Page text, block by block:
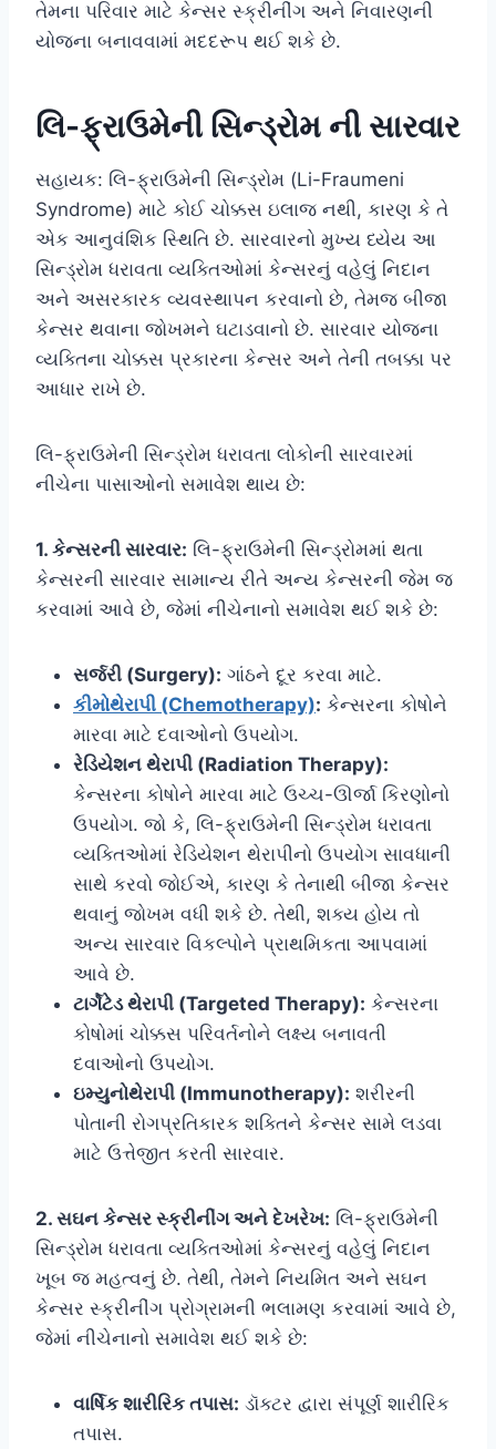
તેમના પરિવાર માટે કેન્સર સ્ક્રીનીંગ અને નિવારણની
યોજના બનાવવામાં મદદરૂપ થઈ શકે છે.
લિ-ફ્રાઉમેની સિન્ડ્રોમ ની સારવાર
સહાયક: લિ-ફ્રાઉમેની સિન્ડ્રોમ (Li-Fraumeni
Syndrome) માટે કોઈ ચોક્કસ ઇલાજ નથી, કારણ કે તે
એક આનુવંશિક સ્થિતિ છે. સારવારનો મુખ્ય ધ્યેય આ
સિન્ડ્રોમ ધરાવતા વ્યક્તિઓમાં કેન્સરનું વહેલું નિદાન
અને અસરકારક વ્યવસ્થાપન કરવાનો છે, તેમજ બીજા
કેન્સર થવાના જોખમને ઘટાડવાનો છે. સારવાર યોજના
વ્યક્તિના ચોક્કસ પ્રકારના કેન્સર અને તેની તબક્કા પર
આધાર રાખે છે.
લિ-ફ્રાઉમેની સિન્ડ્રોમ ધરાવતા લોકોની સારવારમાં
નીચેના પાસાઓનો સમાવેશ થાય છે:
1. કેન્સરની સારવાર: લિ-ફ્રાઉમેની સિન્ડ્રોમમાં થતા
કેન્સરની સારવાર સામાન્ય રીતે અન્ય કેન્સરની જેમ જ
કરવામાં આવે છે, જેમાં નીચેનાનો સમાવેશ થઈ શકે છે:
સર્જરી (Surgery): ગાંઠને દૂર કરવા માટે.
કીમોથેરાપી (Chemotherapy): કેન્સરના કોષોને
મારવા માટે દવાઓનો ઉપયોગ.
રેડિયેશન થેરાપી (Radiation Therapy):
કેન્સરના કોષોને મારવા માટે ઉચ્ચ-ઊર્જા કિરણોનો
ઉપયોગ. જો કે, લિ-ફ્રાઉમેની સિન્ડ્રોમ ધરાવતા
વ્યક્તિઓમાં રેડિયેશન થેરાપીનો ઉપયોગ સાવધાની
સાથે કરવો જોઈએ, કારણ કે તેનાથી બીજા કેન્સર
થવાનું જોખમ વધી શકે છે. તેથી, શક્ય હોય તો
અન્ય સારવાર વિકલ્પોને પ્રાથમિકતા આપવામાં
આવે છે.
ટાર્ગેટેડ થેરાપી (Targeted Therapy): કેન્સરના
કોષોમાં ચોક્કસ પરિવર્તનોને લક્ષ્ય બનાવતી
દવાઓનો ઉપયોગ.
ઇમ્યુનોથેરાપી (Immunotherapy): શરીરની
પોતાની રોગપ્રતિકારક શક્તિને કેન્સર સામે લડવા
માટે ઉત્તેજીત કરતી સારવાર.
2. સઘન કેન્સર સ્ક્રીનીંગ અને દેખરેખ: લિ-ફ્રાઉમેની
સિન્ડ્રોમ ધરાવતા વ્યક્તિઓમાં કેન્સરનું વહેલું નિદાન
ખૂબ જ મહત્વનું છે. તેથી, તેમને નિયમિત અને સઘન
કેન્સર સ્ક્રીનીંગ પ્રોગ્રામની ભલામણ કરવામાં આવે છે,
જેમાં નીચેનાનો સમાવેશ થઈ શકે છે:
વાર્ષિક શારીરિક તપાસ: ડૉક્ટર દ્વારા સંપૂર્ણ શારીરિક
તપાસ.